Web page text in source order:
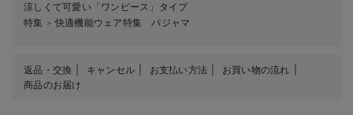
涼しくて可愛い「ワンピース」タイプ
特集
＞ 快適機能ウェア特集 パジャマ
返品・交換 キャンセル お支払い方法
お買い物の流れ
商品のお届け